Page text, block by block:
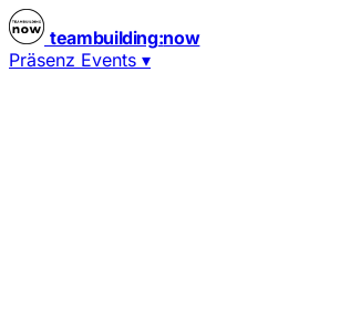
teambuilding:now
Präsenz Events ▾